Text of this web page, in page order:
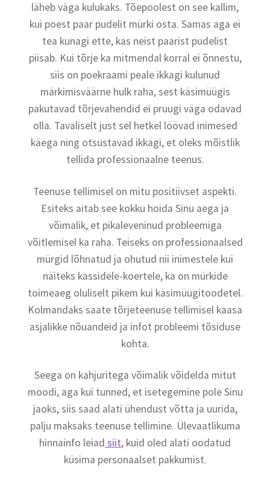
läheb väga kulukaks. Tõepoolest on see kallim,
kui poest paar pudelit mürki osta. Samas aga ei
tea kunagi ette, kas neist paarist pudelist
piisab. Kui tõrje ka mitmendal korral ei õnnestu,
siis on poekraami peale ikkagi kulunud
märkimisväärne hulk raha, sest käsimüügis
pakutavad tõrjevahendid ei pruugi väga odavad
olla. Tavaliselt just sel hetkel löövad inimesed
käega ning otsustavad ikkagi, et oleks mõistlik
tellida professionaalne teenus.
Teenuse tellimisel on mitu positiivset aspekti.
Esiteks aitab see kokku hoida Sinu aega ja
võimalik, et pikaleveninud probleemiga
võitlemisel ka raha. Teiseks on professionaalsed
mürgid lõhnatud ja ohutud nii inimestele kui
näiteks kassidele-koertele, ka on mürkide
toimeaeg oluliselt pikem kui käsimüügitoodetel.
Kolmandaks saate tõrjeteenuse tellimisel kaasa
asjalikke nõuandeid ja infot probleemi tõsiduse
kohta.
Seega on kahjuritega võimalik võidelda mitut
moodi, aga kui tunned, et isetegemine pole Sinu
jaoks, siis saad alati ühendust võtta ja uurida,
palju maksaks teenuse tellimine. Ülevaatlikuma
hinnainfo leiad siit, kuid oled alati oodatud
küsima personaalset pakkumist.